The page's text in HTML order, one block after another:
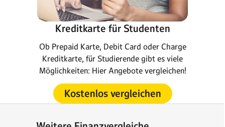
Kreditkarte für Studenten
Ob Prepaid Karte, Debit Card oder Charge
Kreditkarte, für Studierende gibt es viele
Möglichkeiten: Hier Angebote vergleichen!
Kostenlos vergleichen